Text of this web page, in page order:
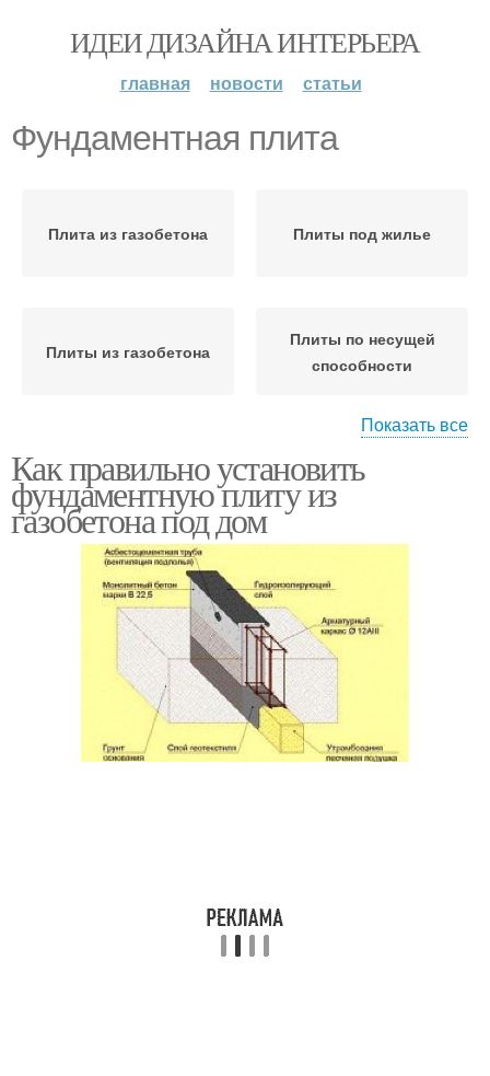
ИДЕИ ДИЗАЙНА ИНТЕРЬЕРА
главная новости статьи
Фундаментная плита
Плита из газобетона Плиты под жилье
Плиты из газобетона
Плиты по несущей
способности
Плиты при изменении Плита с подвалом
Плиты с подвалом
Подбетонка под
фундаментную плиту
Подготовка под
фундаментную плиту
Подбетонка для
монолитной плиты
Показать все
Как правильно установить
фундаментную плиту из
газобетона под дом